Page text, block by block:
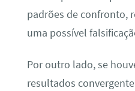
padrões de confronto,
uma possível
Por outro lado, se
resultados